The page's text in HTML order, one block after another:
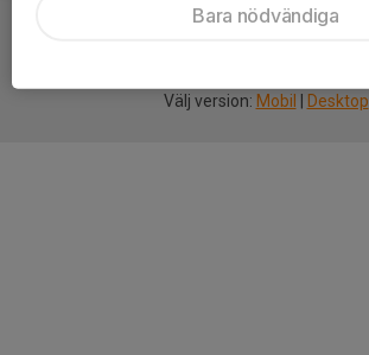
Välj version: Mobil Desktop
Bara nödvändiga